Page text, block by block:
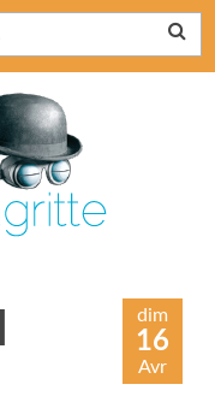
dim
16
Avr